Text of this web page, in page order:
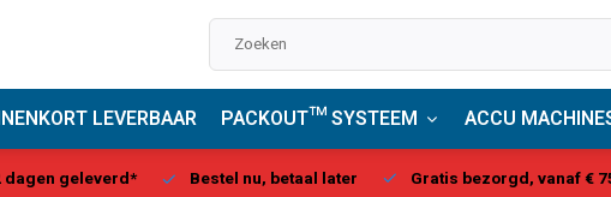
LEVERBAAR PACKOUT™ SYSTEEM ACCU
dagen geleverd* Bestel nu, betaal later Gratis bezorgd, vanaf €